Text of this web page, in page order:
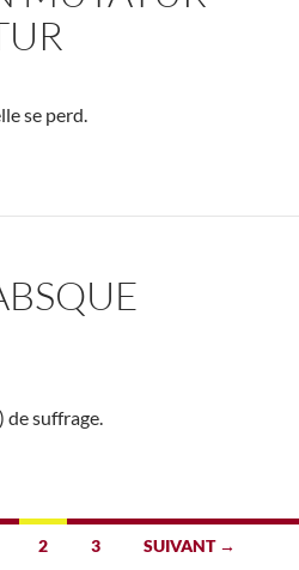
se perd.
de suffrage.
2 3 SUIVANT →